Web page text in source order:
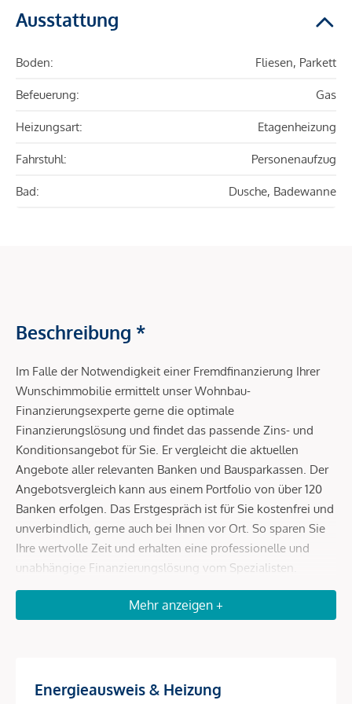
Ausstattung
Boden: Fliesen, Parkett
Befeuerung: Gas
Heizungsart: Etagenheizung
Fahrstuhl: Personenaufzug
Bad: Dusche, Badewanne
Beschreibung *
Im Falle der Notwendigkeit einer Fremdfinanzierung Ihrer
Wunschimmobilie ermittelt unser Wohnbau-
Finanzierungsexperte gerne die optimale
Finanzierungslösung und findet das passende Zins- und
Konditionsangebot für Sie. Er vergleicht die aktuellen
Angebote aller relevanten Banken und Bausparkassen. Der
Angebotsvergleich kann aus einem Portfolio von über 120
Banken erfolgen. Das Erstgespräch ist für Sie kostenfrei und
unverbindlich, gerne auch bei Ihnen vor Ort. So sparen Sie
Ihre wertvolle Zeit und erhalten eine professionelle und
unabhängige Finanzierungslösung vom Spezialisten.
Sprechen Sie uns wegen eines Termins gerne an!
Zum Verkauf gelangt eine schöne 3-Zimmer Wohnung im 6.
Stilaltbaus aus dem Jahr 1897 und gliedert sich in einen
Mehr anzeigen +
Energieausweis & Heizung